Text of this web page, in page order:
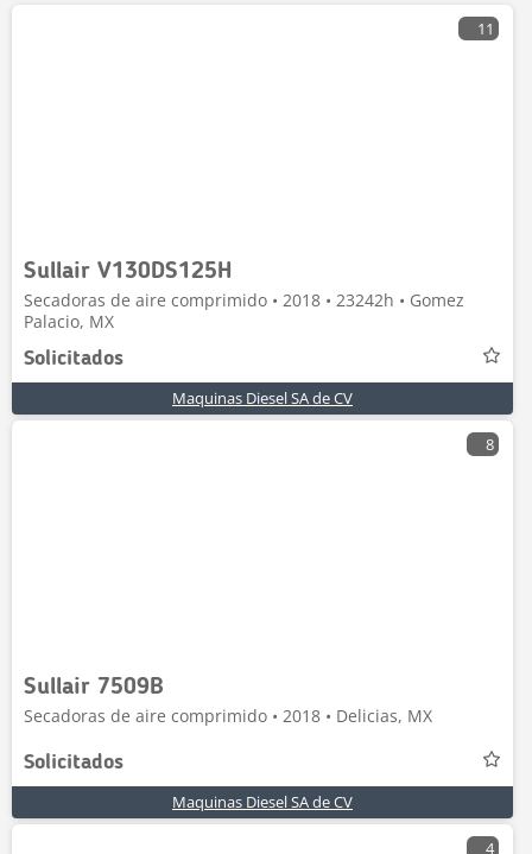
11
Sullair V130DS125H
Secadoras de aire comprimido • 2018 • 23242h • Gomez
Palacio, MX
Solicitados
Maquinas Diesel SA de CV
8
Sullair 7509B
Secadoras de aire comprimido • 2018 • Delicias, MX
Solicitados
Maquinas Diesel SA de CV
4